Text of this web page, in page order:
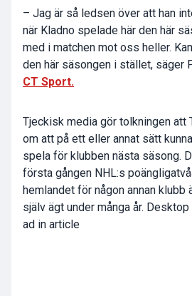
– Jag är så ledsen över att han
när Kladno spelade här den här
med i matchen mot oss heller.
den här säsongen i stället, säger
CT Sport.
Tjeckisk media gör tolkningen att
om att på ett eller annat sätt
spela för klubben nästa säsong.
första gången NHL:s
hemlandet för någon annan klubb
själv ägt under många år.
ad in article